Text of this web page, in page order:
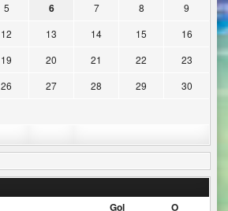
5 6 7 8
9
12 13 14 15
16
19 20 21 22
23
26 27 28 29
30
Gol O